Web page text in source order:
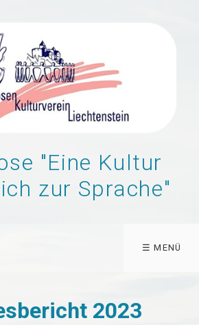
"Eine Kultur
zur Sprache"
☰ MENÜ
2023